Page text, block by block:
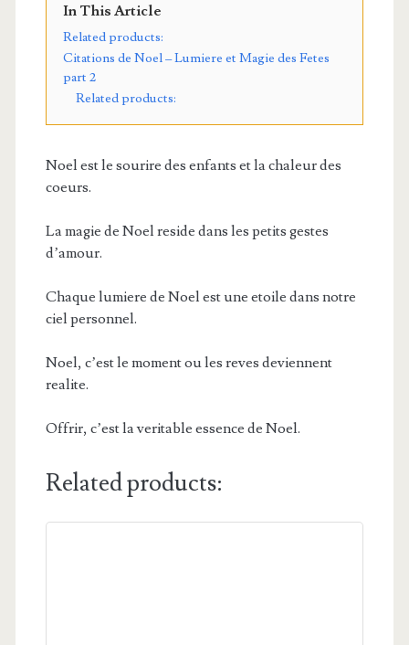
In This Article
Related products:
Citations de Noel – Lumiere et Magie des Fetes
part 2
Related products:
Noel est le sourire des enfants et la chaleur des
coeurs.
La magie de Noel reside dans les petits gestes
d’amour.
Chaque lumiere de Noel est une etoile dans notre
ciel personnel.
Noel, c’est le moment ou les reves deviennent
realite.
Offrir, c’est la veritable essence de Noel.
Related products: